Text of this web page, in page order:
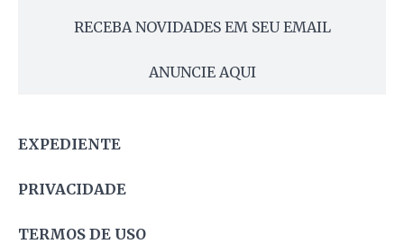
RECEBA NOVIDADES EM SEU EMAIL
ANUNCIE AQUI
EXPEDIENTE
PRIVACIDADE
TERMOS DE USO